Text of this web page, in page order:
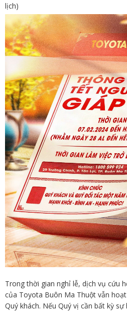
lịch)
Trong thời gian nghỉ lễ, dịch vụ cứu
của Toyota Buôn Ma Thuột vẫn
Quý khách. Nếu Quý vị cần bất kỳ